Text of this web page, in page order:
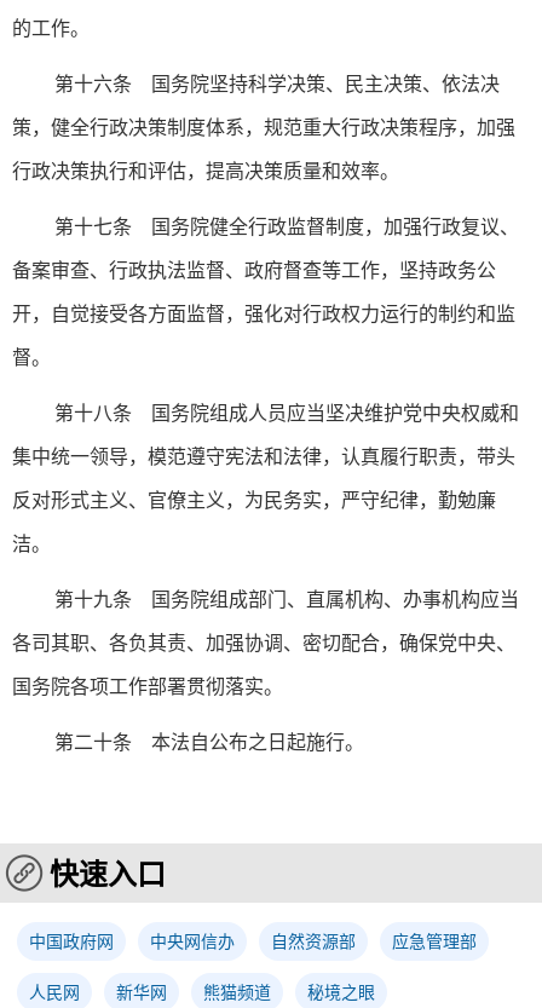
的工作。
第十六条 国务院坚持科学决策、民主决策、依法决
策，健全行政决策制度体系，规范重大行政决策程序，加强
行政决策执行和评估，提高决策质量和效率。
第十七条 国务院健全行政监督制度，加强行政复议、
备案审查、行政执法监督、政府督查等工作，坚持政务公
开，自觉接受各方面监督，强化对行政权力运行的制约和监
督。
第十八条 国务院组成人员应当坚决维护党中央权威和
集中统一领导，模范遵守宪法和法律，认真履行职责，带头
反对形式主义、官僚主义，为民务实，严守纪律，勤勉廉
洁。
第十九条 国务院组成部门、直属机构、办事机构应当
各司其职、各负其责、加强协调、密切配合，确保党中央、
国务院各项工作部署贯彻落实。
第二十条 本法自公布之日起施行。
快速入口
中国政府网 中央网信办 自然资源部 应急管理部
人民网 新华网 熊猫频道 秘境之眼